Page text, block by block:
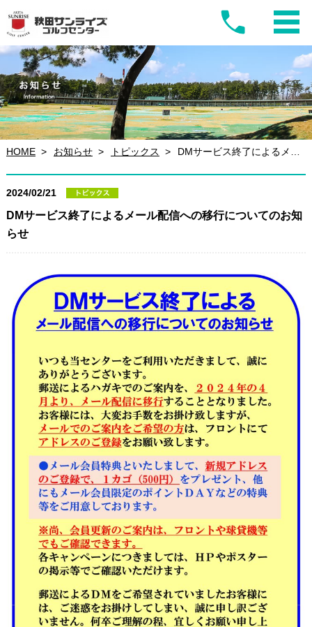
HOME お知らせ トピックス DMサービス終了によるメール配信への移行についてのお知らせ
2024/02/21
DMサービス終了によるメール配信への移行についてのお知
らせ